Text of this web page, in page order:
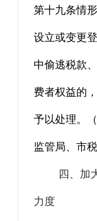
第十九条情
设立或变更
中偷逃税款
费者权益的
予以处理。
监管局、市
四 、加
力度